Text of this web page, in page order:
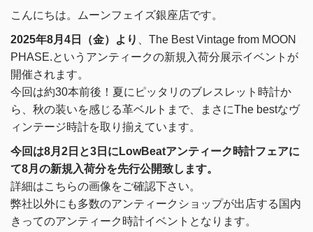
こんにちは。ムーンフェイズ銀座店です。
2025年8月4日（金）より
、The Best Vintage from MOON
PHASE.というアンティークの新規入荷分展示イベントが
開催されます。
今回は約30本前後！夏にピッタリのブレスレット時計か
ら、秋の装いを感じる革ベルトまで、まさにThe bestなヴ
ィンテージ時計を取り揃えています。
今回は8月2日と3日にLowBeatアンティーク時計フェアに
て8月の新規入荷分を先行公開致します。
詳細はこちらの画像をご確認下さい。
弊社以外にも多数のアンティークショップが出店する国内
きってのアンティーク時計イベントとなります。